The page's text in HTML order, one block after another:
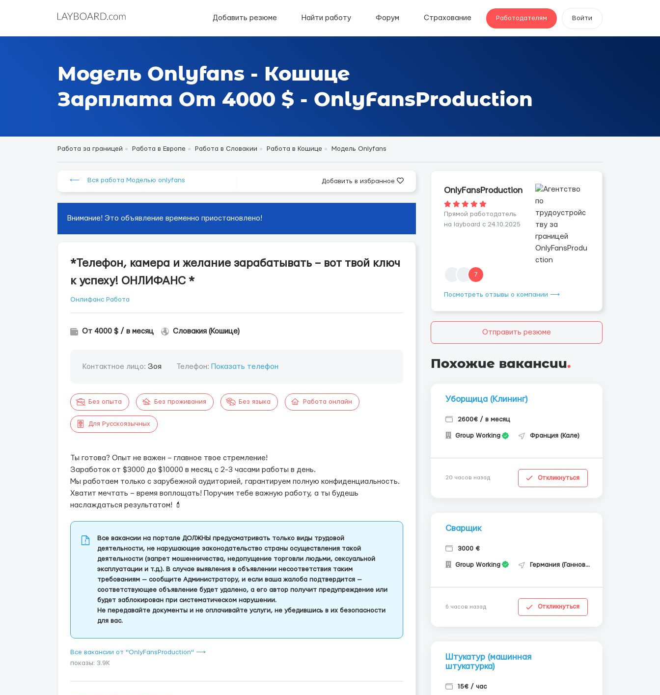
Добавить резюме Найти работу Форум Страхование Работодателям Войти
Модель Onlyfans - Кошице
Зарплата От 4000 $ - OnlyFansProduction
Работа за границей Работа в Европе Работа в Словакии Работа в Кошице Модель Onlyfans
⟵ Вся работа Моделью onlyfans Добавить в избранное
Внимание! Это объявление временно приостановлено!
*Телефон, камера и желание зарабатывать – вот твой ключ
к успеху! ОНЛИФАНС *
Онлифанс Работа
От 4000 $ / в месяц Словакия (Кошице)
Контактное лицо: Зоя Телефон: Показать телефон
Без опыта Без проживания Без языка Работа онлайн
Для Русскоязычных
Ты готова? Опыт не важен – главное твое стремление!
Заработок от $3000 до $10000 в месяц с 2-3 часами работы в день.
Мы работаем только с зарубежной аудиторией, гарантируем полную конфиденциальность.
Хватит мечтать – время воплощать! Поручим тебе важную работу, а ты будешь
наслаждаться результатом! 💄
Все вакансии на портале ДОЛЖНЫ предусматривать только виды трудовой
деятельности, не нарушающие законодательство страны осуществления такой
деятельности (запрет мошенничества, недопущение торговли людьми, сексуальной
эксплуатации и т.д.). В случае выявления в объявлении несоответствия таким
требованиям — сообщите Администратору, и если ваша жалоба подтвердится —
соответствующее объявление будет удалено, а его автор получит предупреждение или
будет заблокирован при систематическом нарушении.
Не передавайте документы и не оплачивайте услуги, не убедившись в их безопасности
для вас.
Все вакансии от "OnlyFansProduction" ⟶
показы: 3.9K
OnlyFansProduction
Прямой работодатель
на layboard с 24.10.2025
7
Посмотреть отзывы о компании ⟶
Отправить резюме
Похожие вакансии.
Уборщица (Клининг)
2600€ / в месяц
Group Working Франция (Кале)
20 часов назад Откликнуться
Сварщик
3000 €
Group Working Германия (Ганновер)
6 часов назад Откликнуться
Штукатур (машинная
штукатурка)
15€ / час